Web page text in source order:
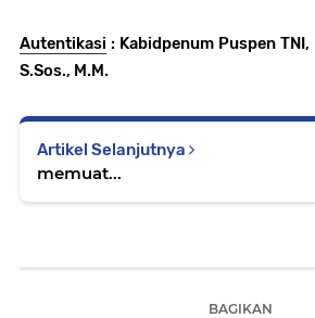
Autentikasi : Kabidpenum Puspen
S.Sos., M.M.
Artikel Selanjutnya
memuat...
BAGIKAN